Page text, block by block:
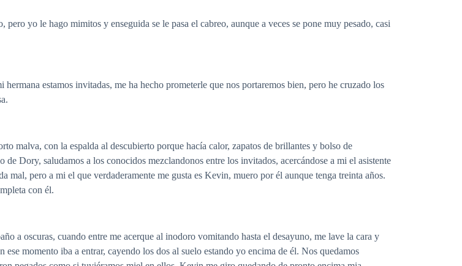
yo le hago mimitos y enseguida se le pasa el cabreo, aunque a veces se pone muy pesado, casi
estamos invitadas, me ha hecho prometerle que nos portaremos bien, pero he cruzado los
malva, con la espalda al descubierto porque hacía calor, zapatos de brillantes y bolso de
Dory, saludamos a los conocidos mezclandonos entre los invitados, acercándose a mi el asistente
mal, pero a mi el que verdaderamente me gusta es Kevin, muero por él aunque tenga treinta años.
con él.
a oscuras, cuando entre me acerque al inodoro vomitando hasta el desayuno, me lave la cara y
momento iba a entrar, cayendo los dos al suelo estando yo encima de él. Nos quedamos